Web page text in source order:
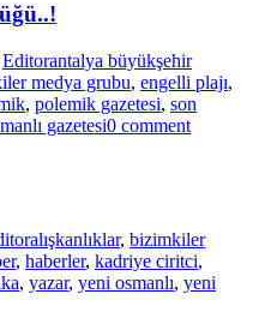
Editorantalya büyükşehir
medya grubu, engelli plajı,
, polemik gazetesi, son
gazetesi0 comment
alışkanlıklar, bizimkiler
, haberler, kadriye ciritci,
, yazar, yeni osmanlı, yeni